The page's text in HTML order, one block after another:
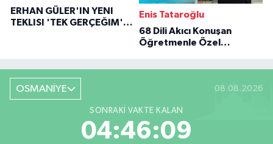
ERHAN GÜLER'IN YENI
TEKLISI 'TEK GERÇEĞIM'LE
Enis Tataroğlu
68 Dili Akıcı Konuşan
Öğretmenle Özel
OSMANİYE 08.08.2026
SONRAKI VAKTE KALAN
04:46:07